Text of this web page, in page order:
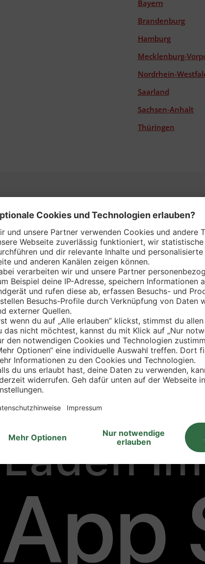
Bayern
Brandenburg
Hamburg
Mecklenburg-
Nordrhein-
Saarland
Sachsen-Anhalt
Thüringen